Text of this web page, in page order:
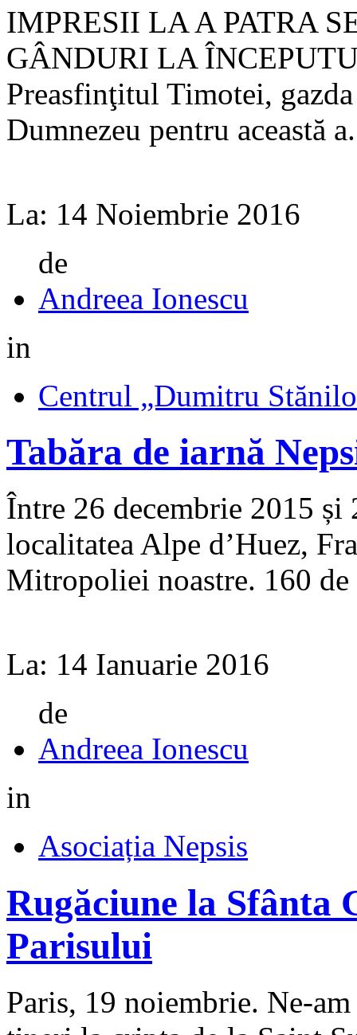
IMPRESII LA A PATRA
GÂNDURI LA
Preasfinţitul Timotei,
Dumnezeu pentru această
La: 14 Noiembrie 2016
de
Andreea Ionescu
in
Centrul „Dumitru
Tabăra de iarnă
Între 26 decembrie 2015 și
localitatea Alpe d’Huez,
Mitropoliei noastre. 160
La: 14 Ianuarie 2016
de
Andreea Ionescu
in
Asociația Nepsis
Rugăciune la Sfânta
Parisului
Paris, 19 noiembrie. Ne-am